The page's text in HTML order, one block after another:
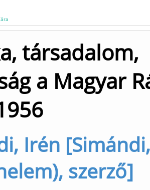
társadalom,
a Magyar
Irén
szerző]